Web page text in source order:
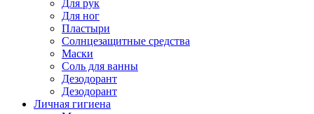
Для рук
Для ног
Пластыри
Солнцезащитные средства
Маски
Соль для ванны
Дезодорант
Дезодорант
Личная гигиена